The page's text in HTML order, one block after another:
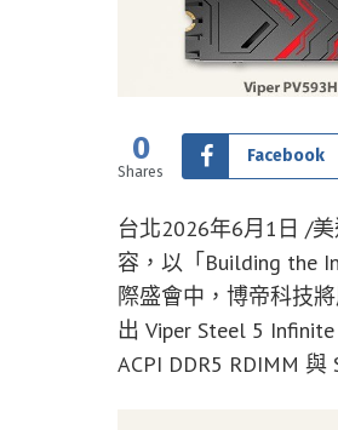
0
Shares
Facebook
台北2026年6月1日 /美
容，以「Building the
際盛會中，博帝科技
出 Viper Steel 5
ACPI DDR5 RDIMM 與